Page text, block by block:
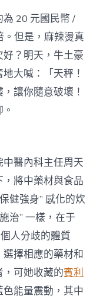
熱
宮
祛
濕
當
藥
膳？〉
中
20 元國民幣 /
。但是，麻辣燙真
？明天，牛土豪
大喊：「天秤！
讓你隨意破壞！
醫內科主任周天
將中藥材與食品
健強身” 感化的炊
治” 一樣，在于
人分歧的體質
選擇相應的藥材和
，可她收藏的賓利
能量震動，其中